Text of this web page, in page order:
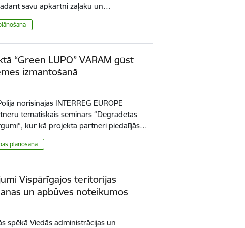
savu apkārtni zaļāku un…
“Green LUPO” VARAM gūst
izmantošanā
norisinājās INTERREG EUROPE
tematiskais seminārs “Degradētas
kur kā projekta partneri piedalījās…
plānošana
Vispārīgajos teritorijas
un apbūves noteikumos
spēkā Viedās administrācijas un